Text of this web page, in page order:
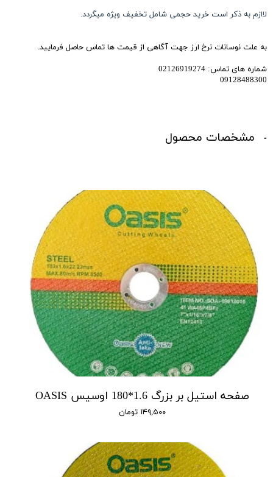
لاازم به ذکر است خرید حجمی شامل تخفیف ویژه میگردد.
به علت نوسانات نرخ ارز جهت آگاهی از قیمت ها تماس حاصل فرمایید.
شماره های تماس: 02126919274
09128488300
مشخصات محصول
صفحه استیل بر بزرگ 1.6*180 اوسیس OASIS
۱۴۹,۵۰۰ تومان